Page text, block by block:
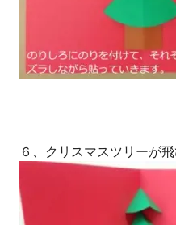
６、クリスマスツリーが